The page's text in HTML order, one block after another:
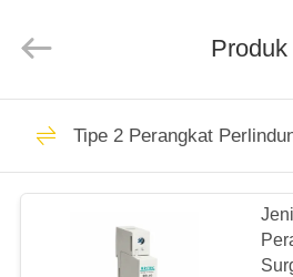
RUMAH
PRODUK
TENTANG
Ltd..
Perangkat
Produk
Tipe 2 Perangkat